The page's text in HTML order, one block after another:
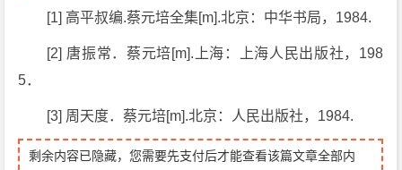
[1] 高平叔编.蔡元培全集[m].北京：中华书局，1984.
[2] 唐振常．蔡元培[m].上海：上海人民出版社，198
5．
[3] 周天度．蔡元培[m].北京：人民出版社，1984.
剩余内容已隐藏，您需要先支付后才能查看该篇文章全部内